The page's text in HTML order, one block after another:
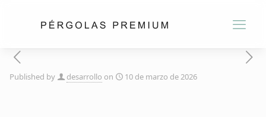
Published by desarrollo on 10 de marzo de 2026